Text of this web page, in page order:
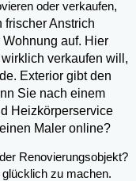
oder verkaufen,
frischer Anstrich
auf. Hier
verkaufen will,
Exterior gibt den
Sie nach einem
Heizkörperservice
Maler online?
Renovierungsobjekt?
zu machen.